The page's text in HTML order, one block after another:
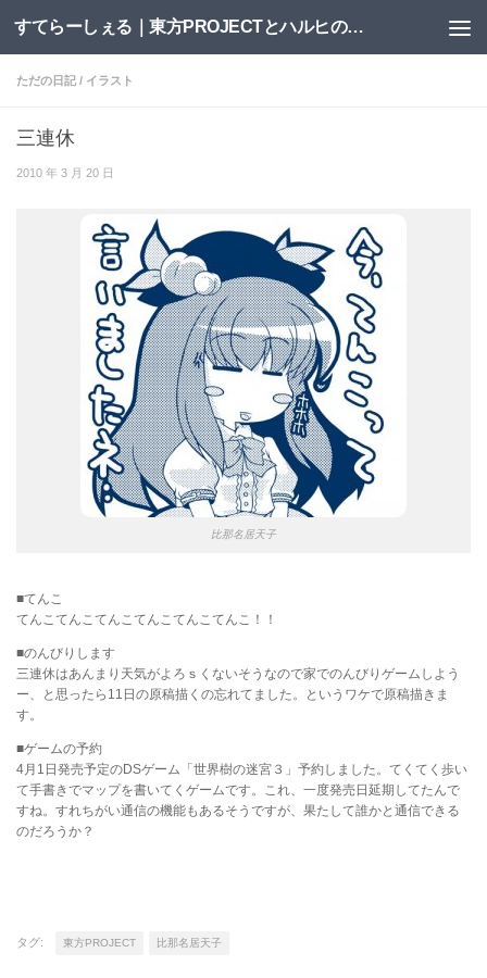
コンテンツへスキップ すてらーしぇる｜東方PROJECTとハルヒの二次創作サイト
ただの日記 / イラスト
三連休
2010 年 3 月 20 日
比那名居天子
■てんこ
てんこてんこてんこてんこてんこてんこ！！
■のんびりします
三連休はあんまり天気がよろｓくないそうなので家でのんびりゲームしよう
ー、と思ったら11日の原稿描くの忘れてました。というワケで原稿描きま
す。
■ゲームの予約
4月1日発売予定のDSゲーム「世界樹の迷宮３」予約しました。てくてく歩い
て手書きでマップを書いてくゲームです。これ、一度発売日延期してたんで
すね。すれちがい通信の機能もあるそうですが、果たして誰かと通信できる
のだろうか？
タグ: 東方PROJECT 比那名居天子